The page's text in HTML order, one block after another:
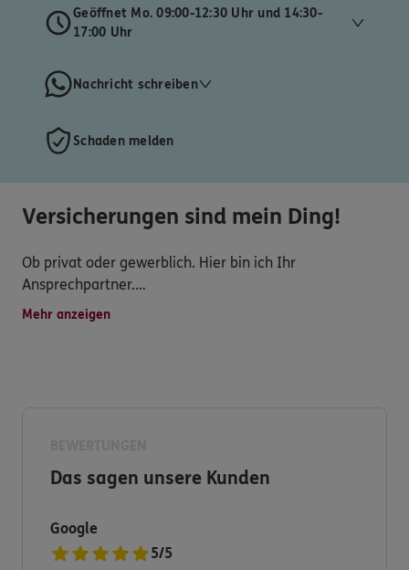
Geöffnet Mo. 09:00-12:30 Uhr und 14:30-
17:00 Uhr
Nachricht schreiben
Schaden melden
Versicherungen sind mein Ding!
Ob privat oder gewerblich. Hier bin ich Ihr
Ansprechpartner.
Mit meiner juristischen Vorbildung und als ausgebildete
Mehr anzeigen
Das sagen unsere Kunden
Google
5/5